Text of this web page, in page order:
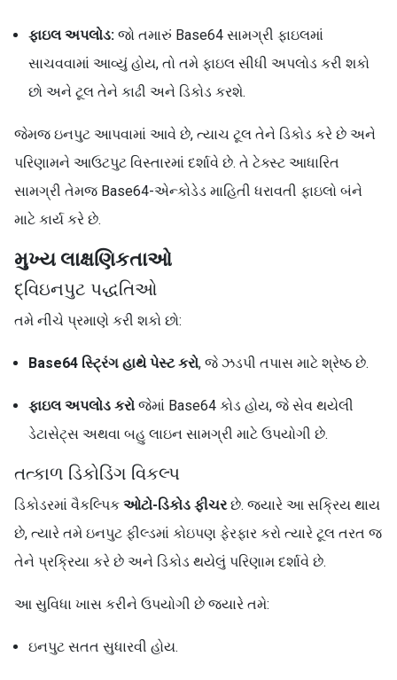
ફાઇલ અપલોડ: જો તમારું Base64 સામગ્રી ફાઇલમાં
સાચવવામાં આવ્યું હોય, તો તમે ફાઇલ સીધી અપલોડ કરી શકો
છો અને ટૂલ તેને કાઢી અને ડિકોડ કરશે.
જેમજ ઇનપુટ આપવામાં આવે છે, ત્યાચ ટૂલ તેને ડિકોડ કરે છે અને
પરિણામને આઉટપુટ વિસ્તારમાં દર્શાવે છે. તે ટેક્સ્ટ આધારિત
સામગ્રી તેમજ Base64-એન્કોડેડ માહિતી ધરાવતી ફાઇલો બંને
માટે કાર્ય કરે છે.
મુખ્ય લાક્ષણિકતાઓ
દ્વિઇનપુટ પદ્ધતિઓ
તમે નીચે પ્રમાણે કરી શકો છો:
Base64 સ્ટ્રિંગ હાથે પેસ્ટ કરો, જે ઝડપી તપાસ માટે શ્રેષ્ઠ છે.
ફાઇલ અપલોડ કરો જેમાં Base64 કોડ હોય, જે સેવ થયેલી
ડેટાસેટ્સ અથવા બહુ લાઇન સામગ્રી માટે ઉપયોગી છે.
તત્કાળ ડિકોડિંગ વિકલ્પ
ડિકોડરમાં વૈકલ્પિક ઓટો-ડિકોડ ફીચરછે. જ્યારે આ સક્રિય થાય
છે, ત્યારે તમે ઇનપુટ ફીલ્ડમાં કોઇપણ ફેરફાર કરો ત્યારે ટૂલ તરત જ
તેને પ્રક્રિયા કરે છે અને ડિકોડ થયેલું પરિણામ દર્શાવે છે.
આ સુવિધા ખાસ કરીને ઉપયોગી છે જ્યારે તમે:
ઇનપુટ સતત સુધારવી હોય.